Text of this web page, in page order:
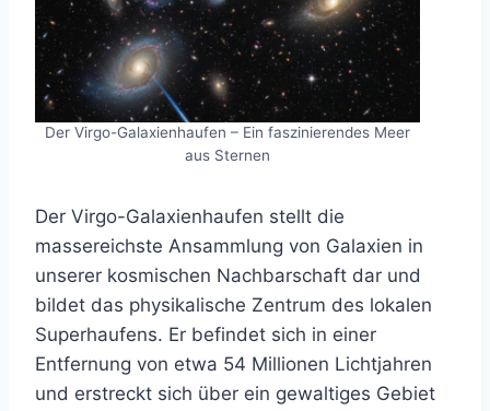
Der Virgo-Galaxienhaufen – Ein faszinierendes Meer
aus Sternen
Der Virgo-Galaxienhaufen stellt die
massereichste Ansammlung von Galaxien in
unserer kosmischen Nachbarschaft dar und
bildet das physikalische Zentrum des lokalen
Superhaufens. Er befindet sich in einer
Entfernung von etwa 54 Millionen Lichtjahren
und erstreckt sich über ein gewaltiges Gebiet